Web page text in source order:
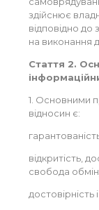
здійснює
відповідно до
на виконання
Стаття 2.
1. Основними
відносин є:
відкритість,
свобода
достовірність